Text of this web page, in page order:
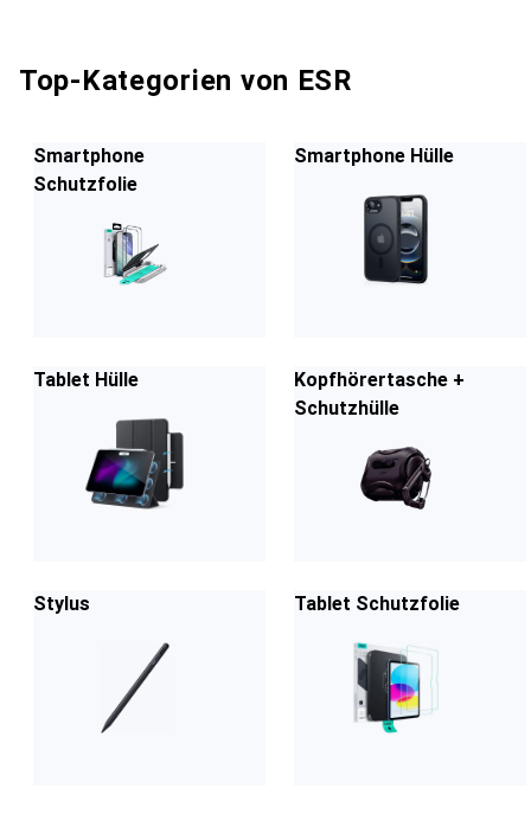
Top-Kategorien von ESR
Smartphone
Schutzfolie
Smartphone Hülle
Tablet Hülle
Kopfhörertasche +
Schutzhülle
Stylus Tablet Schutzfolie